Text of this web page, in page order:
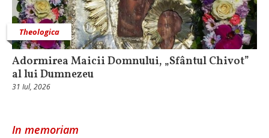
Theologica
Adormirea Maicii Domnului, „Sfântul Chivot”
al lui Dumnezeu
31 Iul, 2026
In memoriam